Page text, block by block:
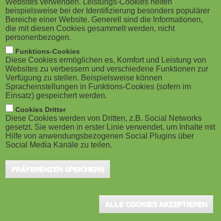
M
o
b
i
l
e
)
g
a
o
n
Giebelstadt, April 2023 - Der eLearning-Pionier
Tech2Know stellt zur Kuteno 2023 ein neues
Onboarding-Paket für Azubis vor. Das Angebot richtet
sich an Spritzgieß-Verarbeiter, die
Verfahrensmechaniker Kunststoff-Kautschuktechnik
ausbilden. In vielen Kundengesprächen sei
mitgeteilt worden, dass der Eintritt in ein
Arbeitsumfeld und der jeweiligen Unternehmenskultur
Websites verwenden. Leistungs-Cookies helfen
beispielsweise bei der Identifizierung besonders populärer
Bereiche einer Website. Generell sind die Informationen,
die mit diesen Cookies gesammelt werden, nicht
personenbezogen.
Funktions-Cookies
Diese Cookies ermöglichen es, Komfort und Leistung von
Websites zu verbessern und verschiedene Funktionen zur
Verfügung zu stellen. Beispielsweise können
Spracheinstellungen in Funktions-Cookies (sofern im
Einsatz) gespeichert werden.
Cookies Dritter
Diese Cookies werden von Dritten, z.B. Social Networks
gesetzt. Sie werden in erster Linie verwendet, um Inhalte mit
Hilfe von anwendungsbezogenen Social Plugins über
Social Media Kanäle zu teilen.
PRÄFERENZEN SPEICHERN
ALLE COOKIES AKZEPTIEREN